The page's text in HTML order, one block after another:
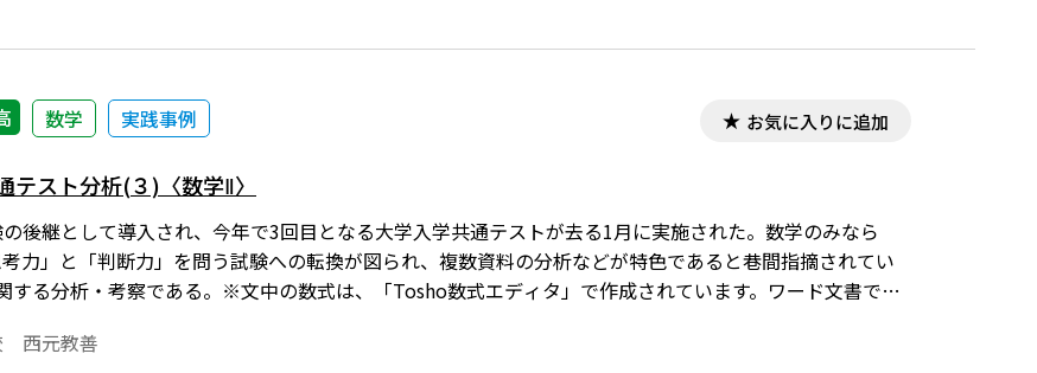
数学 実践事例 お気に入りに追加
テスト分析(３)〈数学Ⅱ〉
後継として導入され、今年で3回目となる大学入学共通テストが去る1月に実施された。数学のみなら
力」と「判断力」を問う試験への転換が図られ、複数資料の分析などが特色であると巷間指摘されてい
する分析・考察である。※文中の数式は、「Tosho数式エディタ」で作成されています。ワード文書で数
西元教善